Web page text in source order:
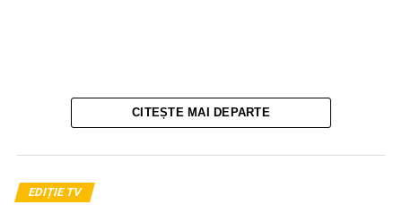
CITEȘTE MAI DEPARTE
EDIȚIE TV